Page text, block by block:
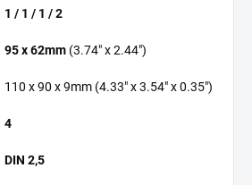
1 / 1 / 1 / 2
95 x 62mm (3.74" x 2.44")
110 x 90 x 9mm (4.33" x 3.54" x 0.35")
4
DIN 2,5